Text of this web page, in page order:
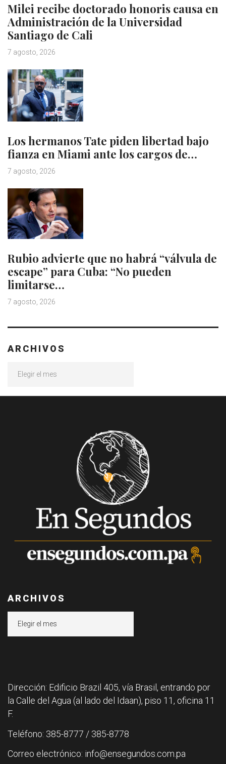
Milei recibe doctorado honoris causa en
Administración de la Universidad
Santiago de Cali
7 agosto, 2026
Los hermanos Tate piden libertad bajo
fianza en Miami ante los cargos de…
7 agosto, 2026
Rubio advierte que no habrá “válvula de
escape” para Cuba: “No pueden
limitarse…
7 agosto, 2026
ARCHIVOS
ARCHIVOS
Dirección: Edificio Brazil 405, vía Brasil, entrando por
la Calle del Agua (al lado del Idaan), piso 11, oficina 11
F.
Teléfono: 385-8777 / 385-8778
Correo electrónico: info@ensegundos.com.pa